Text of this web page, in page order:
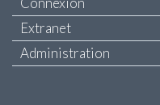
Extranet
Administration